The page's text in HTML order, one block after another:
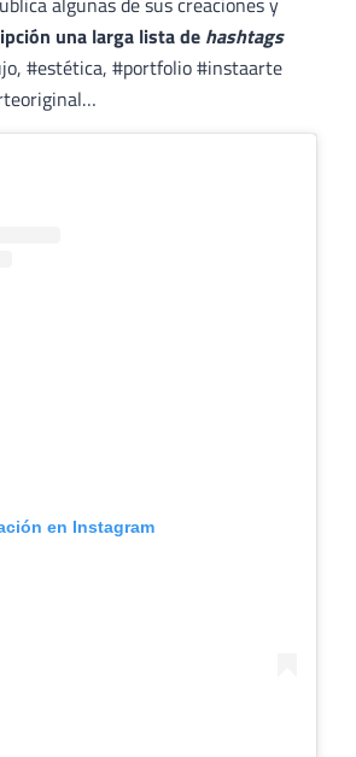
una larga lista de hashtags
#estética, #portfolio #instaarte
en Instagram